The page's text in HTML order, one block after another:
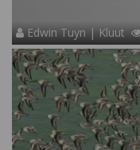
Edwin Tuyn | Kluut